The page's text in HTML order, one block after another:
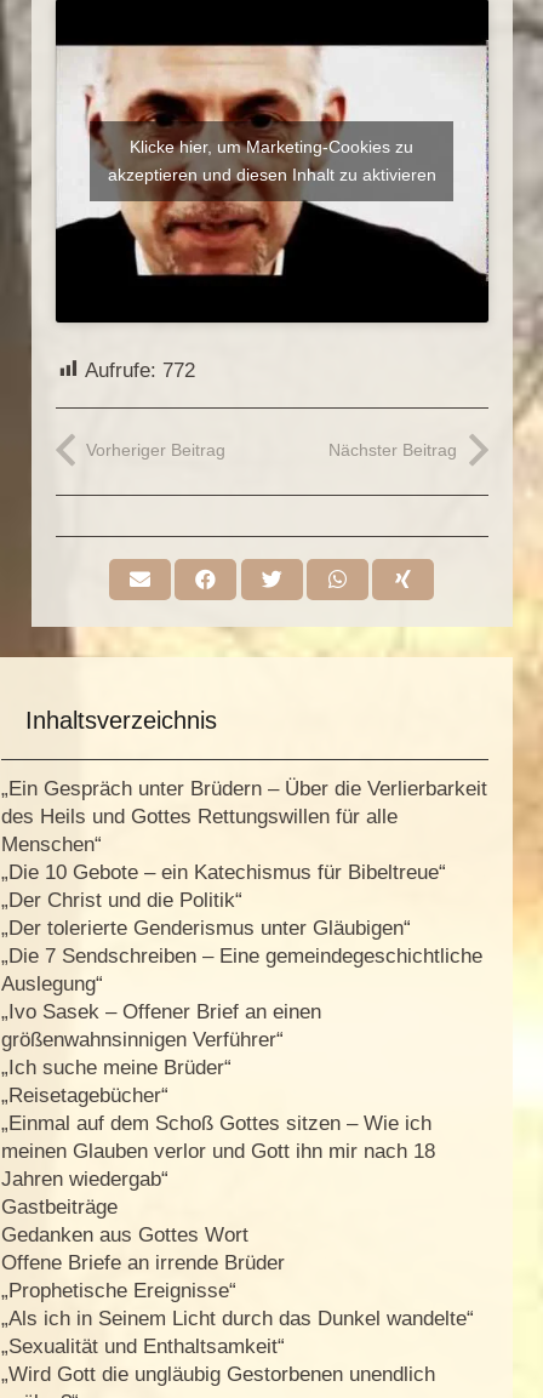
Klicke hier, um Marketing-Cookies zu
akzeptieren und diesen Inhalt zu aktivieren
Aufrufe: 772
Vorheriger Beitrag Nächster Beitrag
Inhaltsverzeichnis
„Ein Gespräch unter Brüdern – Über die Verlierbarkeit
des Heils und Gottes Rettungswillen für alle
Menschen“
„Die 10 Gebote – ein Katechismus für Bibeltreue“
„Der Christ und die Politik“
„Der tolerierte Genderismus unter Gläubigen“
„Die 7 Sendschreiben – Eine gemeindegeschichtliche
Auslegung“
„Ivo Sasek – Offener Brief an einen
größenwahnsinnigen Verführer“
„Ich suche meine Brüder“
„Reisetagebücher“
„Einmal auf dem Schoß Gottes sitzen – Wie ich
meinen Glauben verlor und Gott ihn mir nach 18
Jahren wiedergab“
Gastbeiträge
Gedanken aus Gottes Wort
Offene Briefe an irrende Brüder
„Prophetische Ereignisse“
„Als ich in Seinem Licht durch das Dunkel wandelte“
„Sexualität und Enthaltsamkeit“
„Wird Gott die ungläubig Gestorbenen unendlich